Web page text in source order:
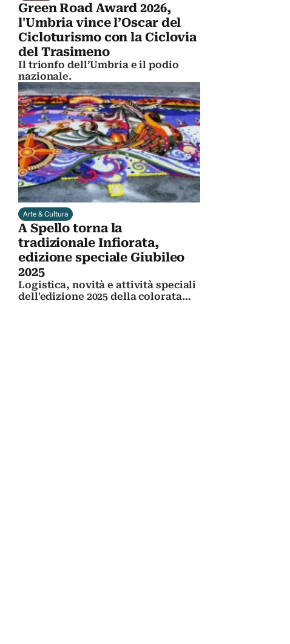
Green Road Award 2026,
l'Umbria vince l’Oscar del
Cicloturismo con la Ciclovia
del Trasimeno
Il trionfo dell’Umbria e il podio
nazionale.
Arte & Cultura
A Spello torna la
tradizionale Infiorata,
edizione speciale Giubileo
2025
Logistica, novità e attività speciali
dell'edizione 2025 della colorata